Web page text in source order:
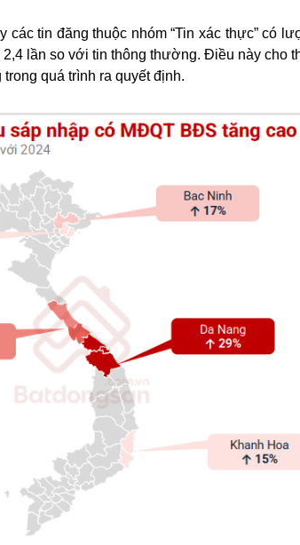
các tin đăng thuộc nhóm “Tin xác thực” có
lần so với tin thông thường. Điều này cho
quá trình ra quyết định.